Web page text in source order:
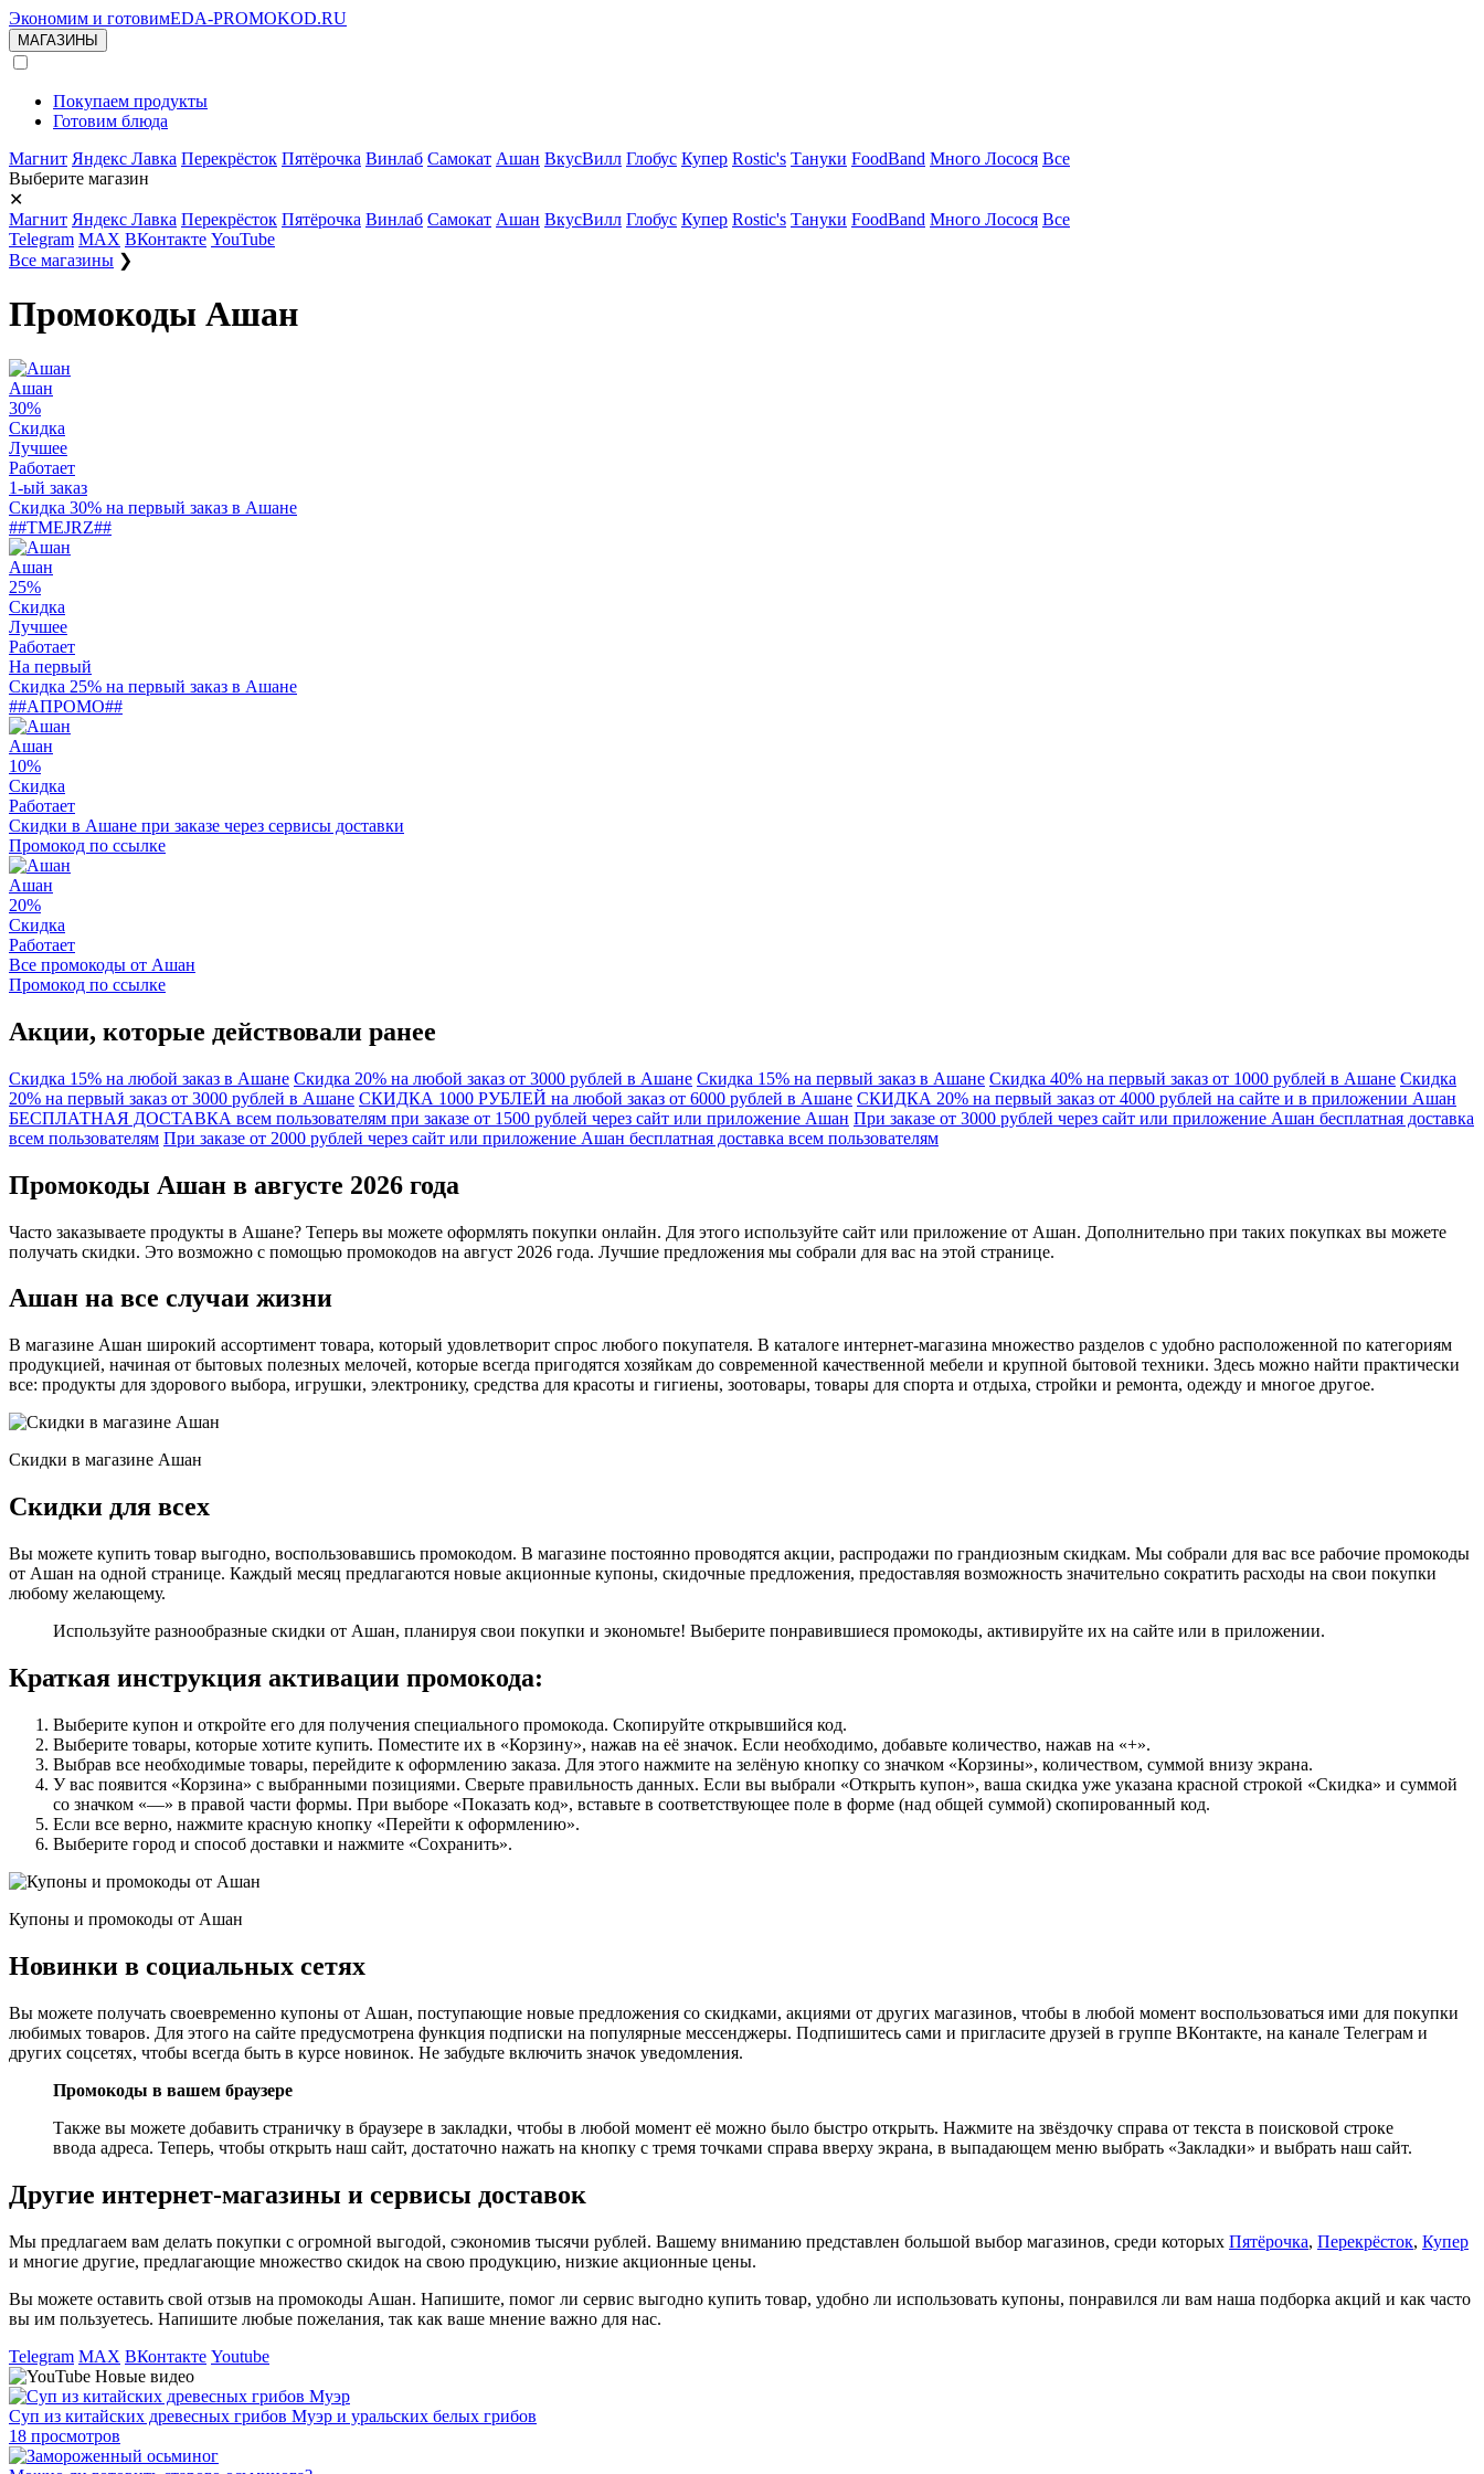
Экономим и готовимEDA-PROMOKOD.RU
МАГАЗИНЫ
Покупаем продукты
Готовим блюда
Магнит Яндекс Лавка Перекрёсток Пятёрочка Винлаб Самокат Ашан ВкусВилл Глобус Купер Rostic's Тануки FoodBand Много Лосося Все
Выберите магазин
✕
Магнит Яндекс Лавка Перекрёсток Пятёрочка Винлаб Самокат Ашан ВкусВилл Глобус Купер Rostic's Тануки FoodBand Много Лосося Все
Telegram MAX ВКонтакте YouTube
Все магазины ❯
Промокоды Ашан
Ашан
30%
Скидка
Лучшее
Работает
1-ый заказ
Скидка 30% на первый заказ в Ашане
##TMEJRZ##
Ашан
25%
Скидка
Лучшее
Работает
На первый
Скидка 25% на первый заказ в Ашане
##АПРОМО##
Ашан
10%
Скидка
Работает
Скидки в Ашане при заказе через сервисы доставки
Промокод по ссылке
Ашан
20%
Скидка
Работает
Все промокоды от Ашан
Промокод по ссылке
Акции, которые действовали ранее
Скидка 15% на любой заказ в Ашане Скидка 20% на любой заказ от 3000 рублей в Ашане Скидка 15% на первый заказ в Ашане Скидка 40% на первый заказ от 1000 рублей в Ашане Скидка
20% на первый заказ от 3000 рублей в Ашане СКИДКА 1000 РУБЛЕЙ на любой заказ от 6000 рублей в Ашане СКИДКА 20% на первый заказ от 4000 рублей на сайте и в приложении Ашан
БЕСПЛАТНАЯ ДОСТАВКА всем пользователям при заказе от 1500 рублей через сайт или приложение Ашан При заказе от 3000 рублей через сайт или приложение Ашан бесплатная доставка
всем пользователям При заказе от 2000 рублей через сайт или приложение Ашан бесплатная доставка всем пользователям
Промокоды Ашан в августе 2026 года
Часто заказываете продукты в Ашане? Теперь вы можете оформлять покупки онлайн. Для этого используйте сайт или приложение от Ашан. Дополнительно при таких покупках вы можете
получать скидки. Это возможно с помощью промокодов на август 2026 года. Лучшие предложения мы собрали для вас на этой странице.
Ашан на все случаи жизни
В магазине Ашан широкий ассортимент товара, который удовлетворит спрос любого покупателя. В каталоге интернет-магазина множество разделов с удобно расположенной по категориям
продукцией, начиная от бытовых полезных мелочей, которые всегда пригодятся хозяйкам до современной качественной мебели и крупной бытовой техники. Здесь можно найти практически
все: продукты для здорового выбора, игрушки, электронику, средства для красоты и гигиены, зоотовары, товары для спорта и отдыха, стройки и ремонта, одежду и многое другое.
Скидки в магазине Ашан
Скидки для всех
Вы можете купить товар выгодно, воспользовавшись промокодом. В магазине постоянно проводятся акции, распродажи по грандиозным скидкам. Мы собрали для вас все рабочие промокоды
от Ашан на одной странице. Каждый месяц предлагаются новые акционные купоны, скидочные предложения, предоставляя возможность значительно сократить расходы на свои покупки
любому желающему.
Используйте разнообразные скидки от Ашан, планируя свои покупки и экономьте! Выберите понравившиеся промокоды, активируйте их на сайте или в приложении.
Краткая инструкция активации промокода:
Выберите купон и откройте его для получения специального промокода. Скопируйте открывшийся код.
Выберите товары, которые хотите купить. Поместите их в «Корзину», нажав на её значок. Если необходимо, добавьте количество, нажав на «+».
Выбрав все необходимые товары, перейдите к оформлению заказа. Для этого нажмите на зелёную кнопку со значком «Корзины», количеством, суммой внизу экрана.
У вас появится «Корзина» с выбранными позициями. Сверьте правильность данных. Если вы выбрали «Открыть купон», ваша скидка уже указана красной строкой «Скидка» и суммой
со значком «—» в правой части формы. При выборе «Показать код», вставьте в соответствующее поле в форме (над общей суммой) скопированный код.
Если все верно, нажмите красную кнопку «Перейти к оформлению».
Выберите город и способ доставки и нажмите «Сохранить».
Купоны и промокоды от Ашан
Новинки в социальных сетях
Вы можете получать своевременно купоны от Ашан, поступающие новые предложения со скидками, акциями от других магазинов, чтобы в любой момент воспользоваться ими для покупки
любимых товаров. Для этого на сайте предусмотрена функция подписки на популярные мессенджеры. Подпишитесь сами и пригласите друзей в группе ВКонтакте, на канале Телеграм и
других соцсетях, чтобы всегда быть в курсе новинок. Не забудьте включить значок уведомления.
Промокоды в вашем браузере
Также вы можете добавить страничку в браузере в закладки, чтобы в любой момент её можно было быстро открыть. Нажмите на звёздочку справа от текста в поисковой строке
ввода адреса. Теперь, чтобы открыть наш сайт, достаточно нажать на кнопку с тремя точками справа вверху экрана, в выпадающем меню выбрать «Закладки» и выбрать наш сайт.
Другие интернет-магазины и сервисы доставок
Мы предлагаем вам делать покупки с огромной выгодой, сэкономив тысячи рублей. Вашему вниманию представлен большой выбор магазинов, среди которых Пятёрочка, Перекрёсток, Купер
и многие другие, предлагающие множество скидок на свою продукцию, низкие акционные цены.
Вы можете оставить свой отзыв на промокоды Ашан. Напишите, помог ли сервис выгодно купить товар, удобно ли использовать купоны, понравился ли вам наша подборка акций и как часто
вы им пользуетесь. Напишите любые пожелания, так как ваше мнение важно для нас.
Telegram MAX ВКонтакте Youtube
Новые видео
Суп из китайских древесных грибов Муэр и уральских белых грибов
18 просмотров